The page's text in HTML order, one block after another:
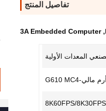
تفاصيل المنتج
,
3A Embedded Computer
المعدات الأولية
أرم مالي-G610 MC4
8K60FPS/8K30FPS